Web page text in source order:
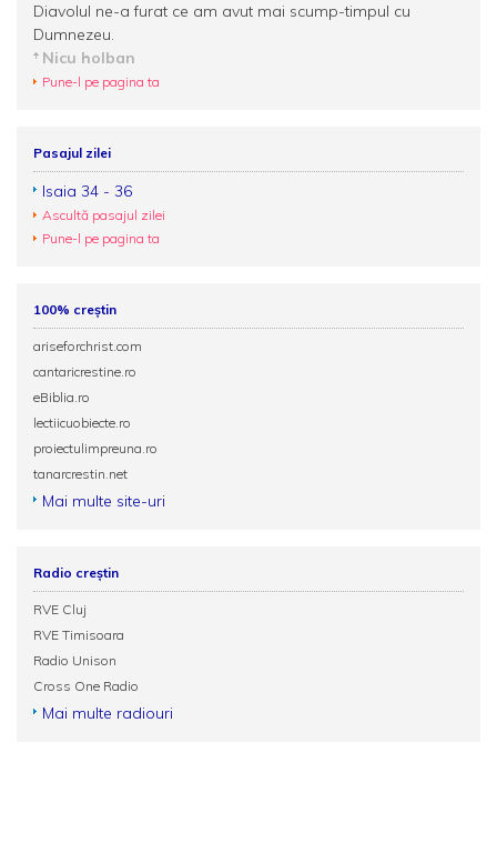
Diavolul ne-a furat ce am avut mai scump-timpul cu
Dumnezeu.
Nicu holban
Pune-l pe pagina ta
Pasajul zilei
Isaia 34 - 36
Ascultă pasajul zilei
Pune-l pe pagina ta
100% creștin
ariseforchrist.com
cantaricrestine.ro
eBiblia.ro
lectiicuobiecte.ro
proiectulimpreuna.ro
tanarcrestin.net
Mai multe site-uri
Radio creștin
RVE Cluj
RVE Timisoara
Radio Unison
Cross One Radio
Mai multe radiouri